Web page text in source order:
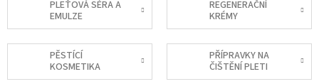
PLEŤOVÁ SÉRA A
EMULZE
REGENERAČNÍ
KRÉMY
PĚSTÍCÍ
KOSMETIKA
PŘÍPRAVKY NA
ČIŠTĚNÍ PLETI